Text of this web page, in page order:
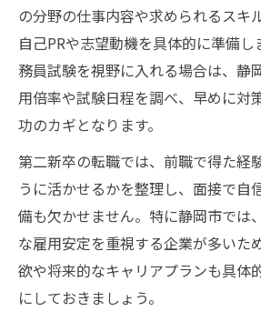
の分野の仕事内容や求められるスキ
自己PRや志望動機を具体的に準備
務員試験を視野に入れる場合は、静
用倍率や試験日程を調べ、早めに対
功のカギとなります。
第二新卒の転職では、前職で得た経
うに活かせるかを整理し、面接で自
備も欠かせません。特に静岡市では
な雇用安定を重視する企業が多いた
欲や将来的なキャリアプランも具体
にしておきましょう。